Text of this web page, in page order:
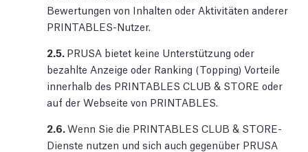
Bewertungen von Inhalten oder Aktivitäten anderer
PRINTABLES-Nutzer.
2.5. PRUSA bietet keine Unterstützung oder
bezahlte Anzeige oder Ranking (Topping) Vorteile
innerhalb des PRINTABLES CLUB & STORE oder
auf der Webseite von PRINTABLES.
2.6.Wenn Sie die PRINTABLES CLUB & STORE-
Dienste nutzen und sich auch gegenüber PRUSA